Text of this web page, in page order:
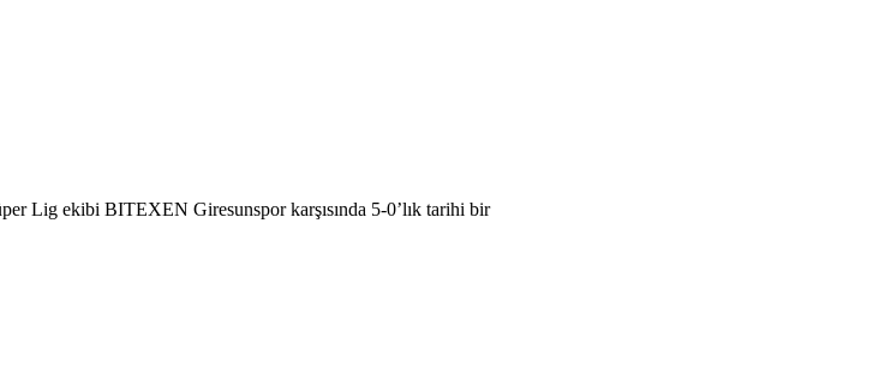
Lig ekibi BITEXEN Giresunspor karşısında 5-0’lık tarihi bir